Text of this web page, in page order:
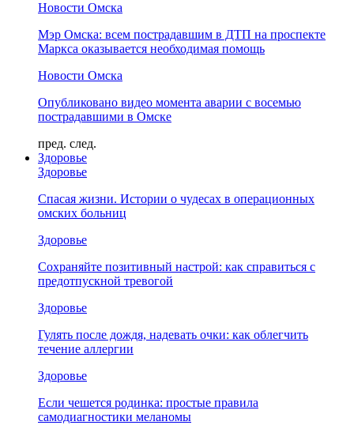
Новости Омска
Мэр Омска: всем пострадавшим в ДТП на проспекте
Маркса оказывается необходимая помощь
Новости Омска
Опубликовано видео момента аварии с восемью
пострадавшими в Омске
пред. след.
Здоровье
Здоровье
Спасая жизни. Истории о чудесах в операционных
омских больниц
Здоровье
Сохраняйте позитивный настрой: как справиться с
предотпускной тревогой
Здоровье
Гулять после дождя, надевать очки: как облегчить
течение аллергии
Здоровье
Если чешется родинка: простые правила
самодиагностики меланомы